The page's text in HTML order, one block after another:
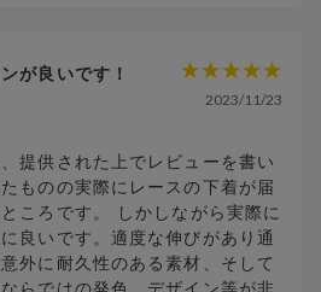
が良いです！
2023/11/23
提供された上でレビューを書い
ものの実際にレースの下着が届
ころです。 しかしながら実際に
良いです。適度な伸びがあり通
外に耐久性のある素材、そして